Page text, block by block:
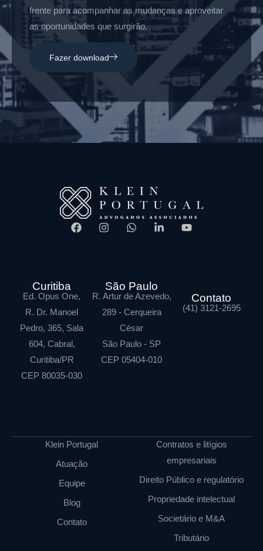
frente para acompanhar as mudanças e aproveitar
as oportunidades que surgirão.
Fazer download
Curitiba
Ed. Opus One,
R. Dr. Manoel
Pedro, 365, Sala
604, Cabral,
Curitiba/PR
CEP 80035-030
São Paulo
R. Artur de Azevedo,
289 - Cerqueira
César
São Paulo - SP
CEP 05404-010
Contato
(41) 3121-2695
Klein Portugal
Atuação
Equipe
Blog
Contato
Contratos e litígios
empresariais
Direito Público e regulatório
Propriedade intelectual
Societário e M&A
Tributário